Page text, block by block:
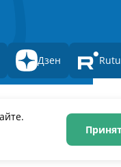
Дзен
электронных
Свидетельство №